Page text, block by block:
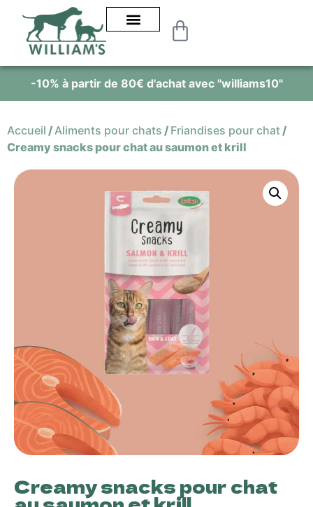
de 80€ d'achat avec "williams10"
Accueil / Aliments pour chats / Friandises pour chat /
Creamy snacks pour chat au saumon et krill
Creamy snacks pour chat